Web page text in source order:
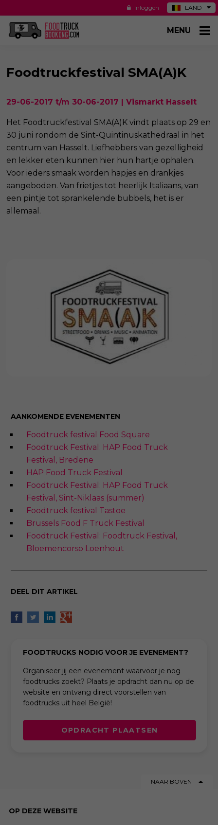
LAND
ES
Inloggen
MENU
Foodtruckfestival SMA(A)K
29-06-2017 t/m 30-06-2017 | Vismarkt Hasselt
Het Foodtruckfestival SMA(A)K vindt plaats op 29 en
30 juni rondom de Sint-Quintinuskathedraal in het
centrum van Hasselt. Liefhebbers van gezelligheid
en lekker eten kunnen hier hun hartje ophalen.
Voor ieders smaak worden hapjes en drankjes
aangeboden. Van frietjes tot heerlijk Italiaans, van
een pintje tot sprankelende bubbels, het is er
allemaal.
AANKOMENDE EVENEMENTEN
Foodtruck festival Food Square
Foodtruck Festival: HAP Food Truck
Festival, Bredene
HAP Food Truck Festival
Foodtruck Festival: HAP Food Truck
Festival, Sint-Niklaas (summer)
Foodtruck festival Tastoe
Brussels Food F Truck Festival
Foodtruck Festival: Foodtruck Festival,
Bloemencorso Loenhout
DEEL DIT ARTIKEL
FOODTRUCKS NODIG VOOR JE EVENEMENT?
Organiseer jij een evenement waarvoor je nog
foodtrucks zoekt? Plaats je opdracht dan nu op de
website en ontvang direct voorstellen van
foodtrucks uit heel België!
OPDRACHT PLAATSEN
NAAR BOVEN
OP DEZE WEBSITE